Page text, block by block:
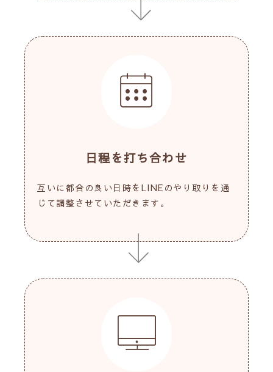
日程を打ち合わせ
互いに都合の良い日時をLINEのやり取りを通
じて調整させていただきます。